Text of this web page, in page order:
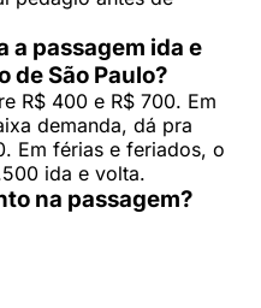
a passagem ida e
de São Paulo?
R$ 400 e R$ 700. Em
demanda, dá pra
Em férias e feriados, o
ida e volta.
na passagem?